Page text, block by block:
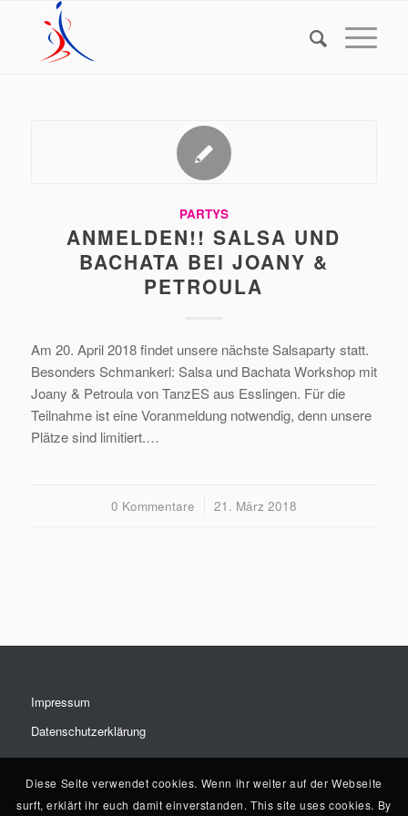
PARTYS
ANMELDEN!! SALSA UND
BACHATA BEI JOANY &
PETROULA
Am 20. April 2018 findet unsere nächste Salsaparty statt.
Besonders Schmankerl: Salsa und Bachata Workshop mit
Joany & Petroula von TanzES aus Esslingen. Für die
Teilnahme ist eine Voranmeldung notwendig, denn unsere
Plätze sind limitiert.…
0 Kommentare
/ 21. März 2018
Impressum
Datenschutzerklärung
Diese Seite verwendet cookies. Wenn ihr weiter auf der Webseite
surft, erklärt ihr euch damit einverstanden. This site uses cookies. By